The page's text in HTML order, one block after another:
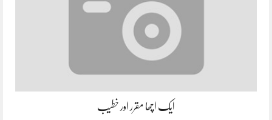
ایک اچھا مقرر اور خطیب